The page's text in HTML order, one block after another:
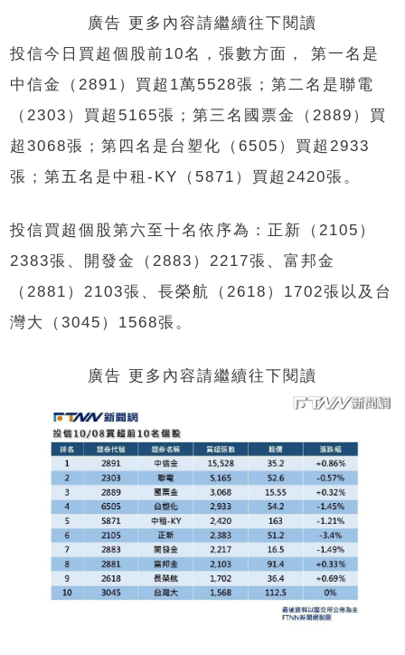
廣告 更多內容請繼續往下閱讀
投信今日買超個股前10名，張數方面， 第一名是
中信金（2891）買超1萬5528張；第二名是聯電
（2303）買超5165張；第三名國票金（2889）買
超3068張；第四名是台塑化（6505）買超2933
張；第五名是中租-KY（5871）買超2420張。
投信買超個股第六至十名依序為：正新（2105）
2383張、開發金（2883）2217張、富邦金
（2881）2103張、長榮航（2618）1702張以及台
灣大（3045）1568張。
廣告 更多內容請繼續往下閱讀